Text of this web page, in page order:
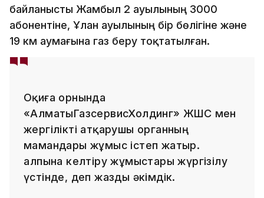
байланысты Жамбыл 2 ауылының 3000
абонентіне, Ұлан ауылының бір бөлігіне және
19 км аумағына газ беру тоқтатылған.
Оқиға орнында
«АлматыГазсервисХолдинг» ЖШС мен
жергілікті атқарушы органның
мамандары жұмыс істеп жатыр.
Қалпына келтіру жұмыстары жүргізілу
үстінде, деп жазды әкімдік.